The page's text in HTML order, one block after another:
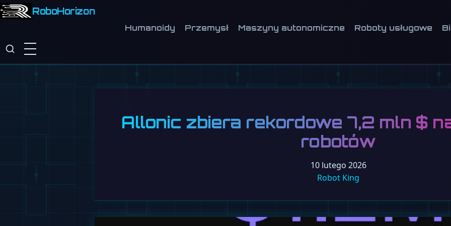
RoboHorizon
Humanoidy Przemysł Maszyny autonomiczne Roboty usługowe
Allonic zbiera rekordowe 7,2 mln $
robotów
10 lutego 2026
Robot King